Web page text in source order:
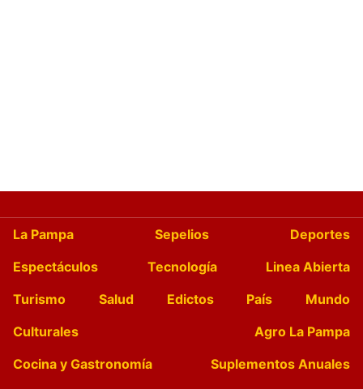
La Pampa Sepelios
Deportes
Espectáculos
Tecnología
Linea Abierta
Turismo
Salud Edictos País
Mundo
Culturales
Agro La Pampa
Cocina y Gastronomía
Suplementos Anuales